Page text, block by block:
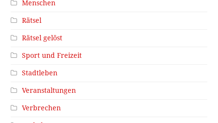
Menschen
Rätsel
Rätsel gelöst
Sport und Freizeit
Stadtleben
Veranstaltungen
Verbrechen